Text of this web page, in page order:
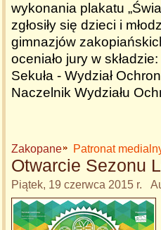
wykonania plakatu
zgłosiły się dzieci i
gimnazjów
oceniało jury w
Sekuła - Wydział
Naczelnik Wydziału
Zakopane Patronat
Otwarcie Sezonu
Piątek, 19 czerwca 2015 r.